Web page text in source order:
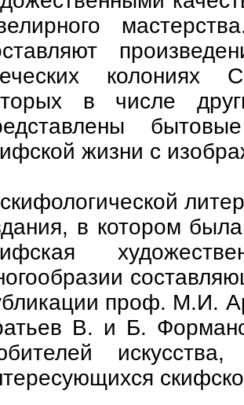
колониях
в числе
жизни с
в котором
проф. М.И.
В. и Б.